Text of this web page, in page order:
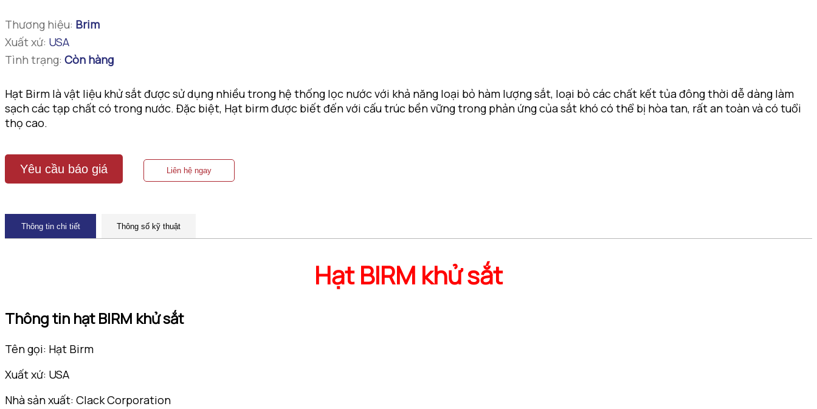
Thương hiệu: Brim
Xuất xứ: USA
Tình trạng: Còn hàng
Hạt Birm là vật liệu khử sắt được sử dụng nhiều trong hệ thống lọc nước với khả năng loại bỏ hàm lượng sắt, loại bỏ các chất kết tủa đông thời dễ dàng làm
sạch các tạp chất có trong nước. Đặc biệt, Hạt birm được biết đến với cấu trúc bền vững trong phản ứng của sắt khó có thể bị hòa tan, rất an toàn và có tuổi
thọ cao.
Yêu cầu báo giá Liên hệ ngay
Thông tin chi tiết Thông số kỹ thuật
Hạt BIRM khử sắt
Thông tin hạt BIRM khử sắt
Tên gọi: Hạt Birm
Xuất xứ: USA
Nhà sản xuất: Clack Corporation